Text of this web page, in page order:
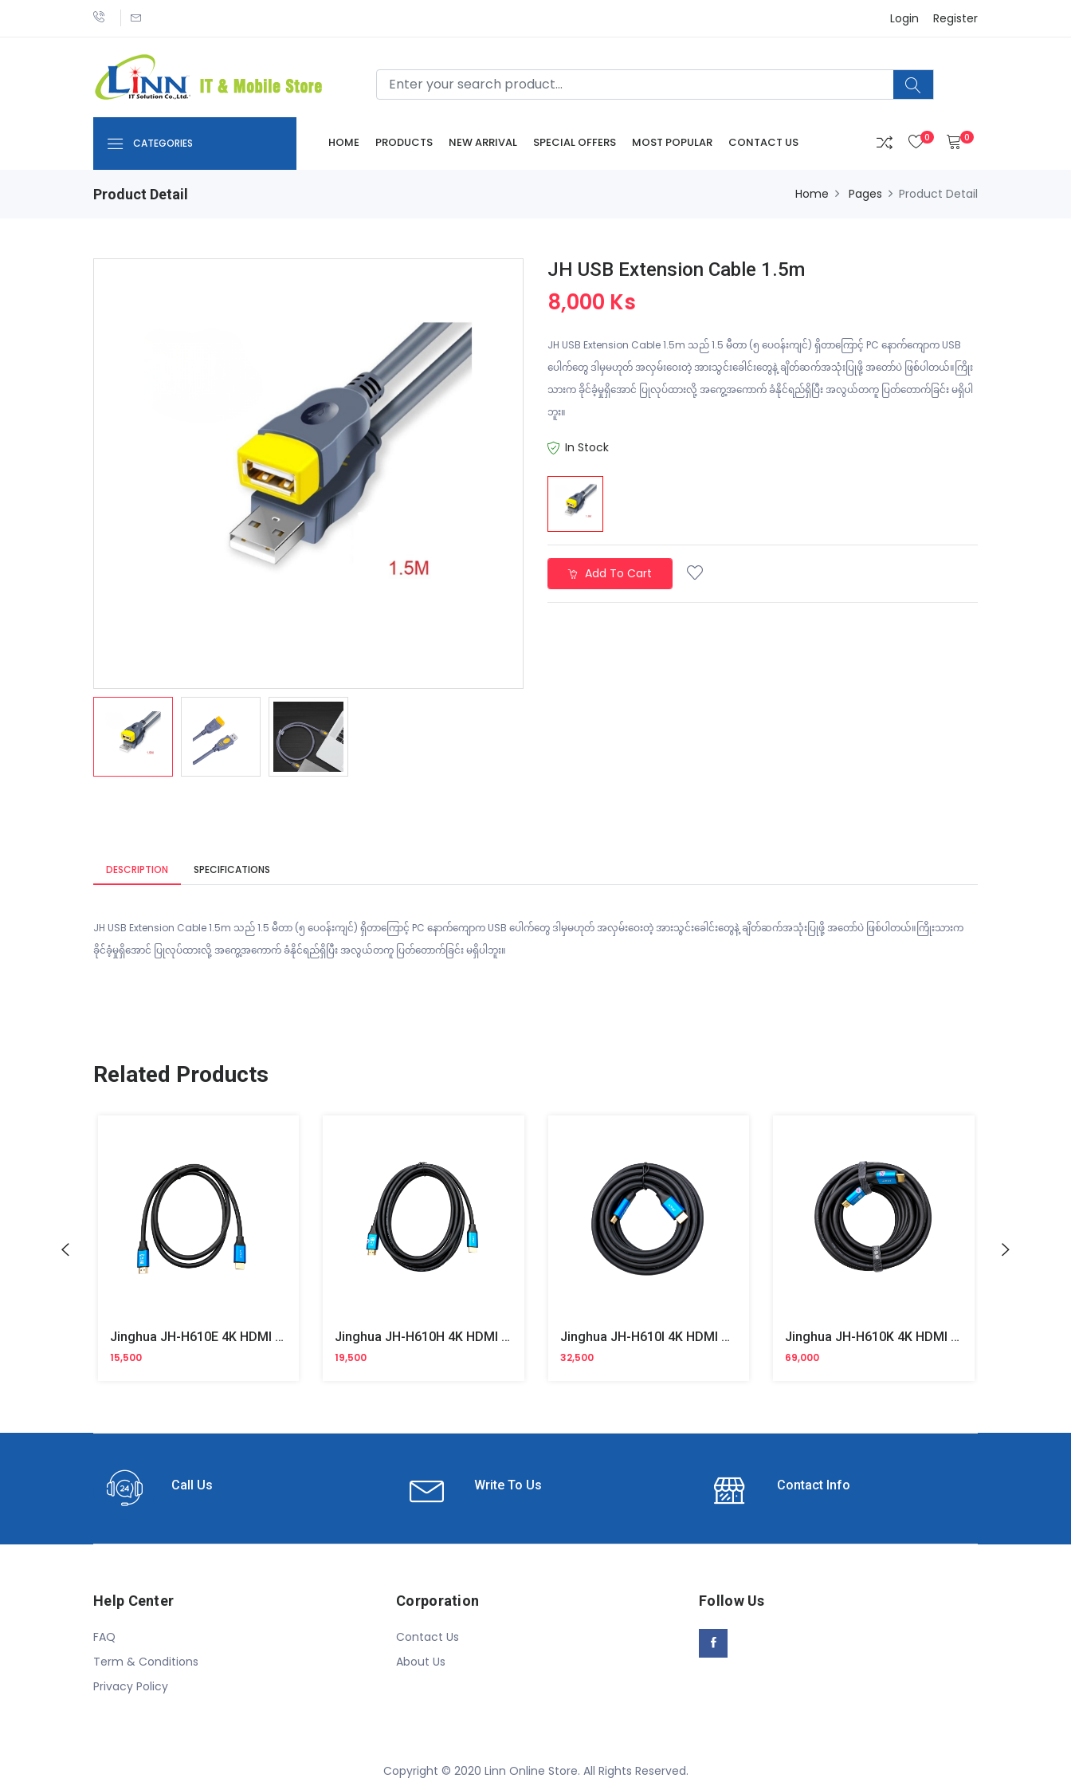
Login Register
CATEGORIES HOME PRODUCTS NEW ARRIVAL SPECIAL OFFERS MOST POPULAR CONTACT US 0 0
Product Detail Home Pages Product Detail
JH USB Extension Cable 1.5m
8,000 Ks
JH USB Extension Cable 1.5m သည် 1.5 မီတာ (၅ ပေဝန်းကျင်) ရှိတာကြောင့် PC နောက်ကျောက USB
ပေါက်တွေ ဒါမှမဟုတ် အလှမ်းဝေးတဲ့ အားသွင်းခေါင်းတွေနဲ့ ချိတ်ဆက်အသုံးပြုဖို့ အတော်ပဲ ဖြစ်ပါတယ်။ကြိုး
သားက ခိုင်ခံ့မှုရှိအောင် ပြုလုပ်ထားလို့ အကွေ့အကောက် ခံနိုင်ရည်ရှိပြီး အလွယ်တကူ ပြတ်တောက်ခြင်း မရှိပါ
ဘူး။
In Stock
Add To Cart
DESCRIPTION SPECIFICATIONS
JH USB Extension Cable 1.5m သည် 1.5 မီတာ (၅ ပေဝန်းကျင်) ရှိတာကြောင့် PC နောက်ကျောက USB ပေါက်တွေ ဒါမှမဟုတ် အလှမ်းဝေးတဲ့ အားသွင်းခေါင်းတွေနဲ့ ချိတ်ဆက်အသုံးပြုဖို့ အတော်ပဲ ဖြစ်ပါတယ်။ကြိုးသားက
ခိုင်ခံ့မှုရှိအောင် ပြုလုပ်ထားလို့ အကွေ့အကောက် ခံနိုင်ရည်ရှိပြီး အလွယ်တကူ ပြတ်တောက်ခြင်း မရှိပါဘူး။
Related Products
Jinghua JH-H610E 4K HDMI Cable 1.5m
15,500
Jinghua JH-H610H 4K HDMI Cable 3m
19,500
Jinghua JH-H610I 4K HDMI Cable 5m
32,500
Jinghua JH-H610K 4K HDMI Cable 10m
69,000
Call Us Write To Us Contact Info
Help Center
FAQ
Term & Conditions
Privacy Policy
Corporation
Contact Us
About Us
Follow Us
Copyright © 2020 Linn Online Store. All Rights Reserved.